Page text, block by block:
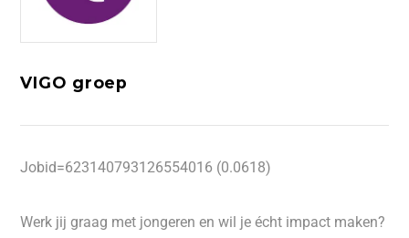
VIGO groep
Jobid=623140793126554016 (0.0618)
Werk jij graag met jongeren en wil je écht impact maken?